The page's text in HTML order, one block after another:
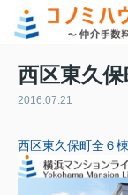
西区東久
2016.07.21
西区東久保町全６